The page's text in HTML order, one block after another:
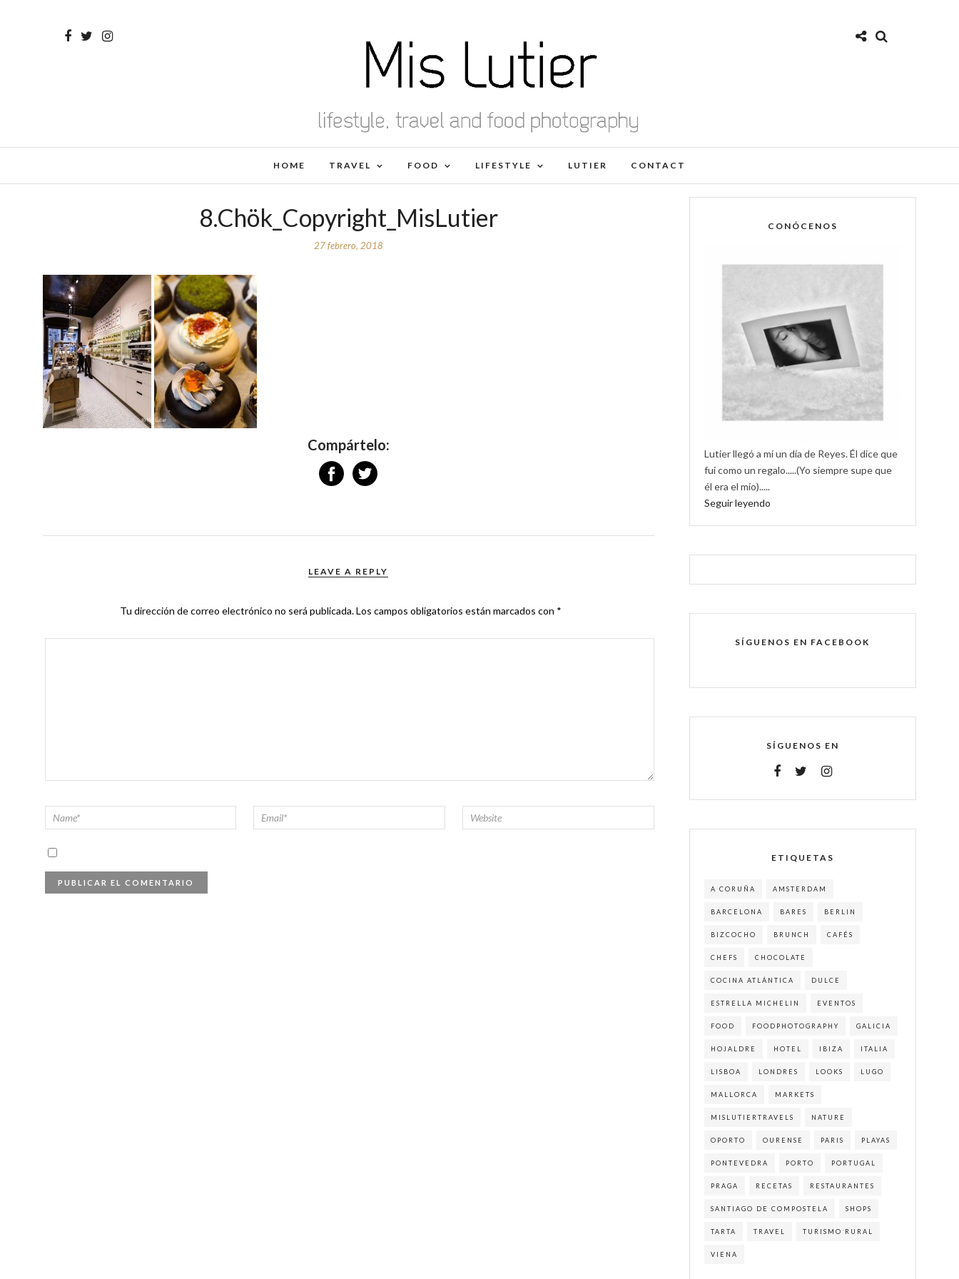
HOME TRAVEL FOOD LIFESTYLE LUTIER CONTACT
8.Chök_Copyright_MisLutier
27 febrero, 2018
Compártelo:
LEAVE A REPLY
Tu dirección de correo electrónico no será publicada.Los campos obligatorios están marcados con *
CONÓCENOS
Lutier llegó a mí un día de Reyes. Él dice que
fui como un regalo.....(Yo siempre supe que
él era el mío).....
Seguir leyendo
SÍGUENOS EN FACEBOOK
SÍGUENOS EN
ETIQUETAS
A CORUÑA AMSTERDAM
BARCELONA BARES BERLIN
BIZCOCHO BRUNCH CAFÉS
CHEFS CHOCOLATE
COCINA ATLÁNTICA DULCE
ESTRELLA MICHELIN EVENTOS
FOOD FOODPHOTOGRAPHY GALICIA
HOJALDRE HOTEL IBIZA ITALIA
LISBOA LONDRES LOOKS LUGO
MALLORCA MARKETS
MISLUTIERTRAVELS NATURE
OPORTO OURENSE PARIS PLAYAS
PONTEVEDRA PORTO PORTUGAL
PRAGA RECETAS RESTAURANTES
SANTIAGO DE COMPOSTELA SHOPS
TARTA TRAVEL TURISMO RURAL
VIENA